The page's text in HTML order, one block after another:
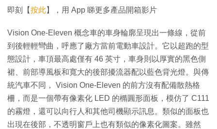
片
即刻【按此】，用 App 睇更多產品開箱影片
Vision One-Eleven 概念車的車身輪廓呈現出一條線，從前
到後輕輕彎曲，呼應了廠方當前電動車設計。它以超跑的型
態設計，車頂最高處僅有 46 英寸，車身則以厚實的黑色側
裙、前部導風板和寬大的後部擾流器配以藍色背光燈。與傳
統汽車不同， Vision One-Eleven 的前方沒有配備散熱格
柵，而是一個帶有像素化 LED 的橢圓形面板，模仿了 C111
的霧燈，還可以向行人和其他司機顯示訊息。類似的面板也
出現在後部，不透明窗戶上也有類似的像素化圖案。雖然